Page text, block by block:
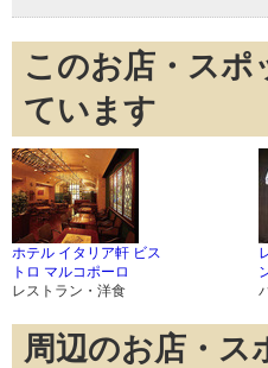
このお店・ス
ています
ホテル イタリア軒 ビス
トロ マルコポーロ
レストラン・洋食
周辺のお店・ス